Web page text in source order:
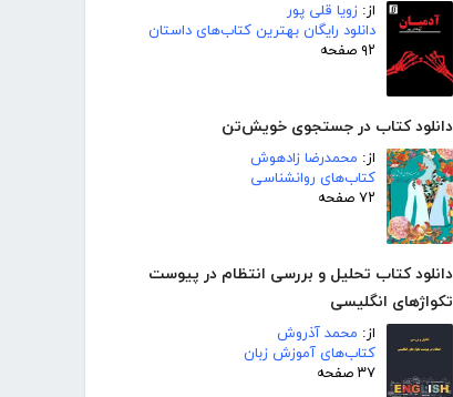
از: زویا قلی پور
دانلود رایگان بهترین کتاب‌های داستان
۹۲ صفحه
دانلود کتاب در جستجوی خویش‌تن
از: محمدرضا زادهوش
کتاب‌های روانشناسی
۷۲ صفحه
دانلود کتاب تحلیل و بررسی انتظام در پیوست
تکواژهای انگلیسی
از: محمد آذروش
کتاب‌های آموزش زبان
۳۷ صفحه